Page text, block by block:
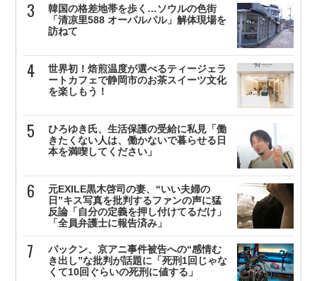
韓国の格差地帯を歩く…ソウルの色街
「清凉里588 オーパルパル」解体現場を
訪ねて
世界初！焙煎温度が選べるティージェラ
ートカフェで静岡市のお茶スイーツ文化
を楽しもう！
ひろゆき氏、生活保護の受給に私見「働
きたくない人は、働かないで暮らせる日
本を満喫してください」
元EXILE黒木啓司の妻、“いい夫婦の
日”キス写真を批判するファンの声に猛
反論「自分の定義を押し付けてるだけ」
「全員弁護士に報告済み」
パックン、京アニ事件被告への“感情む
き出し”な批判が話題に「死刑1回じゃな
くて10回ぐらいの死刑に値する」